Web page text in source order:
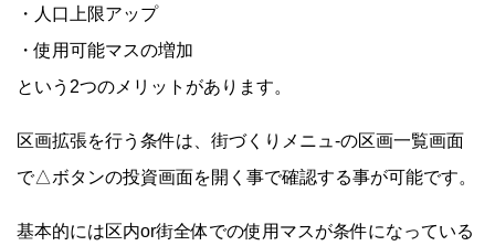
・人口上限アップ
・使用可能マスの増加
という2つのメリットがあります。
区画拡張を行う条件は、街づくりメニュ-の区画一覧画面
で△ボタンの投資画面を開く事で確認する事が可能です。
基本的には区内or街全体での使用マスが条件になっている